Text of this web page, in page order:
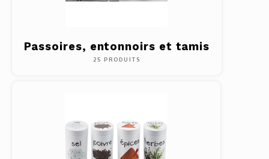
Passoires, entonnoirs et tamis
25 PRODUITS